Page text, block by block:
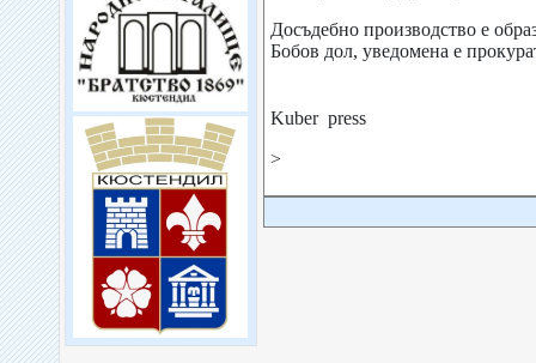
Досъдебно производство е
Бобов дол, уведомена е
Kuber press
>